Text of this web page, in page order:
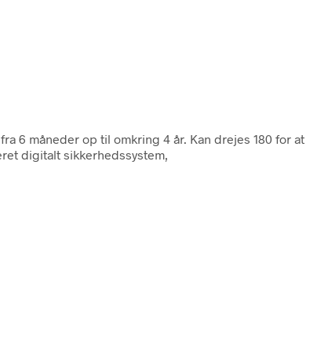
6 måneder op til omkring 4 år. Kan drejes 180 for at
digitalt sikkerhedssystem,